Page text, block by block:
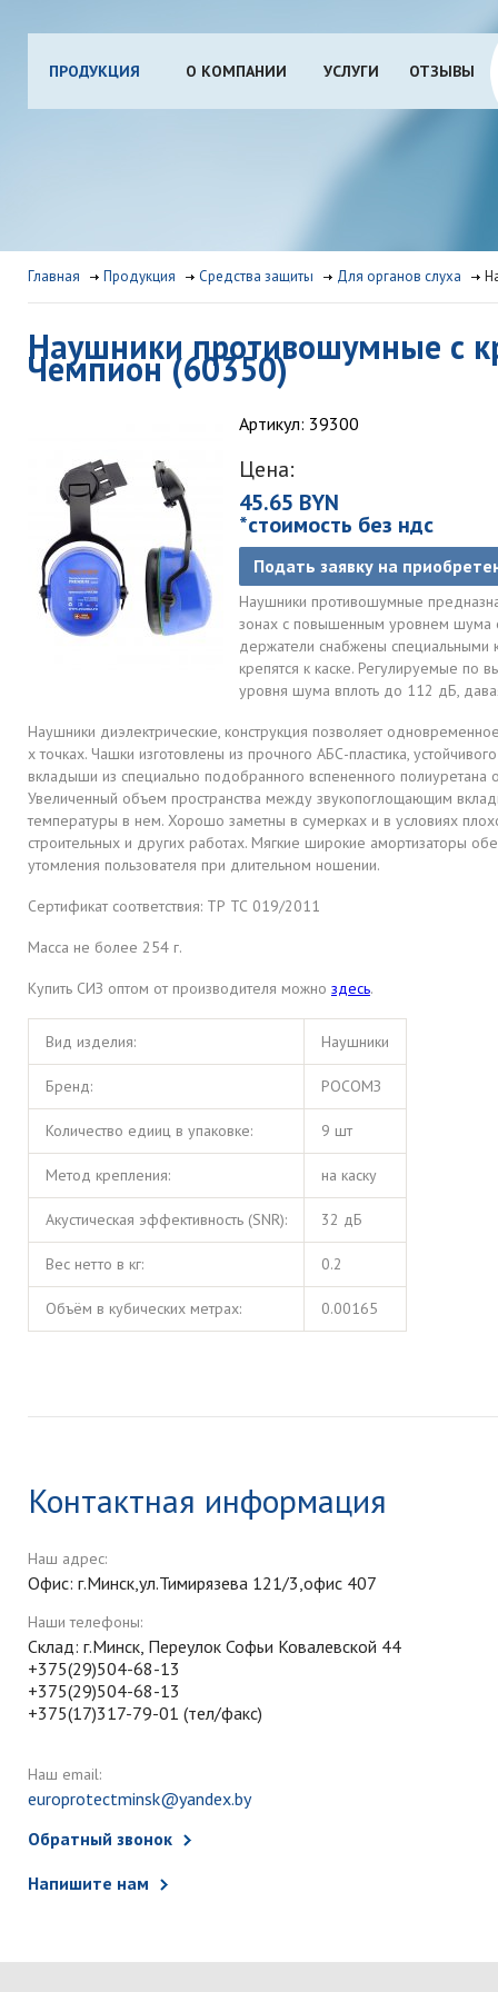
ПРОДУКЦИЯ О КОМПАНИИ УСЛУГИ ОТЗЫВЫ
Главная Продукция Средства защиты Для органов слуха
Наушники противошумные с
Чемпион (60350)
Артикул: 39300
Цена:
45.65 BYN
*стоимость без ндс
Подать заявку на
Наушники противошумные
зонах с повышенным уровнем шума
держатели снабжены
крепятся к каске. Регулируемые по
уровня шума вплоть до 112 дБ,
Наушники диэлектрические, конструкция позволяет
х точках. Чашки изготовлены из прочного AБС-пластика,
вкладыши из специально подобранного вспененного
Увеличенный объем пространства между звукопоглощающим
температуры в нем. Хорошо заметны в сумерках и в условиях
строительных и других работах. Мягкие широкие амортизаторы
утомления пользователя при длительном ношении.
Сертификат соответствия: ТР ТС 019/2011
Масса не более 254 г.
Купить СИЗ оптом от производителя можно здесь.
Вид изделия: Наушники
Бренд: РОСОМЗ
Количество едииц в упаковке: 9 шт
Метод крепления: на каску
Акустическая эффективность (SNR): 32 дБ
Вес нетто в кг: 0.2
Объём в кубических метрах: 0.00165
Контактная информация
Наш адрес:
Офис: г.Минск,ул.Тимирязева 121/3,офис 407
Наши телефоны:
Склад: г.Минск, Переулок Софьи Ковалевской 44
+375(29)504-68-13
+375(29)504-68-13
+375(17)317-79-01 (тел/факс)
Наш email:
europrotectminsk@yandex.by
Обратный звонок
Напишите нам